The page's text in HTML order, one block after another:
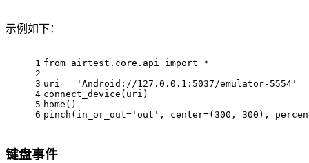
示例如下：
1
2
3
4
5
6
from airtest.core.api import *
uri =
'Android://127.0.0.1:5037/emulator-5554'
connect_device(uri)
home()
pinch( in_or_out= 'out' , center=(300, 300),
键盘事件